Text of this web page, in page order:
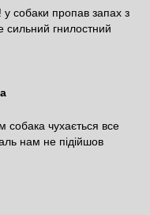
собаки пропав запах з
сильний гнилостний
чухається все
нам не підійшов